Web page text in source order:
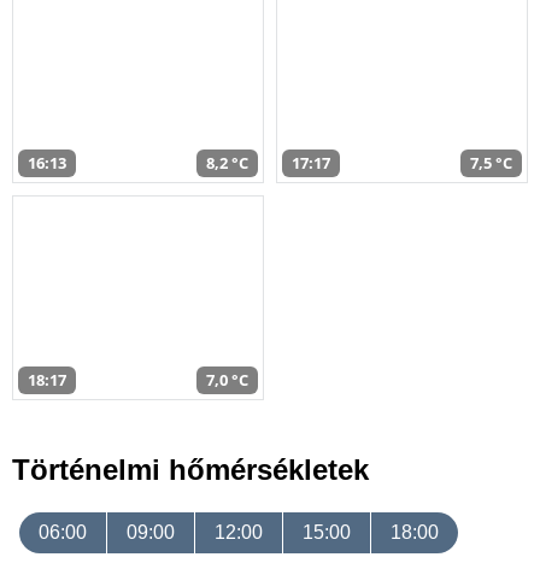
16:13 8,2 °C 17:17 7,5 °C
18:17 7,0 °C
Történelmi hőmérsékletek
06:00 09:00 12:00 15:00 18:00